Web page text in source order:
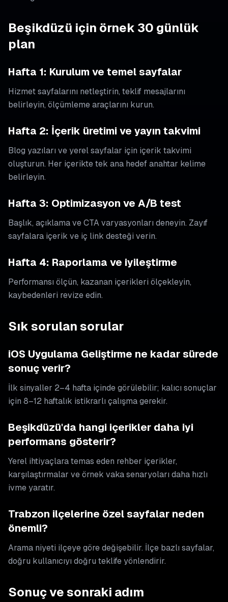
Beşikdüzü için örnek 30 günlük
plan
Hafta 1: Kurulum ve temel sayfalar
Hizmet sayfalarını netleştirin, teklif mesajlarını
belirleyin, ölçümleme araçlarını kurun.
Hafta 2: İçerik üretimi ve yayın takvimi
Blog yazıları ve yerel sayfalar için içerik takvimi
oluşturun. Her içerikte tek ana hedef anahtar kelime
belirleyin.
Hafta 3: Optimizasyon ve A/B test
Başlık, açıklama ve CTA varyasyonları deneyin. Zayıf
sayfalara içerik ve iç link desteği verin.
Hafta 4: Raporlama ve iyileştirme
Performansı ölçün, kazanan içerikleri ölçekleyin,
kaybedenleri revize edin.
Sık sorulan sorular
iOS Uygulama Geliştirme ne kadar sürede
sonuç verir?
İlk sinyaller 2–4 hafta içinde görülebilir; kalıcı sonuçlar
için 8–12 haftalık istikrarlı çalışma gerekir.
Beşikdüzü'da hangi içerikler daha iyi
performans gösterir?
Yerel ihtiyaçlara temas eden rehber içerikler,
karşılaştırmalar ve örnek vaka senaryoları daha hızlı
ivme yaratır.
Trabzon ilçelerine özel sayfalar neden
önemli?
Arama niyeti ilçeye göre değişebilir. İlçe bazlı sayfalar,
doğru kullanıcıyı doğru teklife yönlendirir.
Sonuç ve sonraki adım